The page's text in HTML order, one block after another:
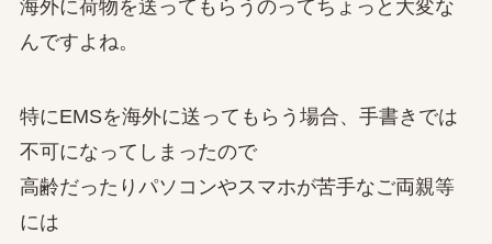
海外に荷物を送ってもらうのってちょっと大変な
んですよね。
特にEMSを海外に送ってもらう場合、手書きでは
不可になってしまったので
高齢だったりパソコンやスマホが苦手なご両親等
には